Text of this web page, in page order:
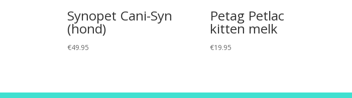
Synopet Cani-Syn
(hond)
€49.95
Petag Petlac
kitten melk
€19.95